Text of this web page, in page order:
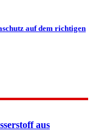
auf dem richtigen
aus